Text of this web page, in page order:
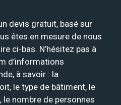
devis gratuit, basé sur
êtes en mesure de nous
ci-bas. N’hésitez pas à
d’informations
à savoir : la
le type de bâtiment, le
le nombre de personnes